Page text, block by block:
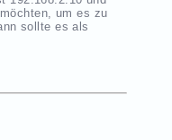
um es zu
sollte es als